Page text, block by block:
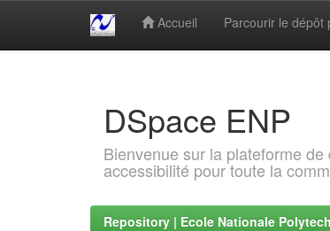
Accueil Parcourir le dépôt
DSpace ENP
Bienvenue sur la plateforme
accessibilité pour toute la
Repository | Ecole Nationale